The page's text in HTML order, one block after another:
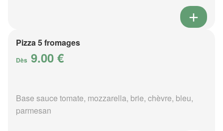
Pizza 5 fromages
Dès 9.00 €
Base sauce tomate, mozzarella, brie, chèvre, bleu,
parmesan